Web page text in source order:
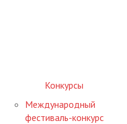
Конкурсы
Международный
фестиваль-конкурс